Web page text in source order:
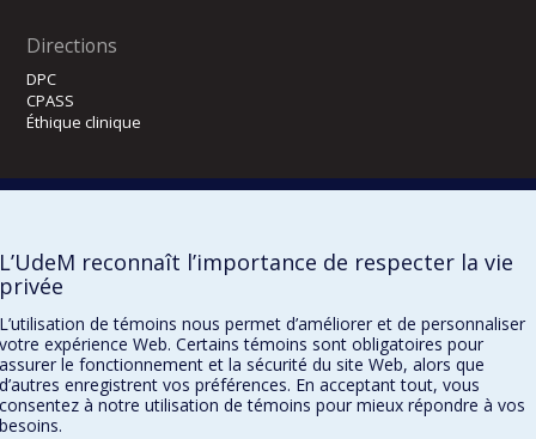
Directions
DPC
CPASS
Éthique clinique
Confidentialité Conditions d’utilisation Paramètres des témoins
L’UdeM reconnaît l’importance de respecter la vie
privée
L’utilisation de témoins nous permet d’améliorer et de personnaliser
votre expérience Web. Certains témoins sont obligatoires pour
assurer le fonctionnement et la sécurité du site Web, alors que
d’autres enregistrent vos préférences. En acceptant tout, vous
consentez à notre utilisation de témoins pour mieux répondre à vos
besoins.